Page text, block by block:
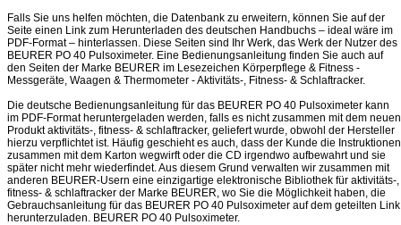
Falls Sie uns helfen möchten, die Datenbank zu erweitern, können Sie auf der
Seite einen Link zum Herunterladen des deutschen Handbuchs – ideal wäre im
PDF-Format – hinterlassen. Diese Seiten sind Ihr Werk, das Werk der Nutzer des
BEURER PO 40 Pulsoximeter. Eine Bedienungsanleitung finden Sie auch auf
den Seiten der Marke BEURER im Lesezeichen Körperpflege & Fitness -
Messgeräte, Waagen & Thermometer - Aktivitäts-, Fitness- & Schlaftracker.
Die deutsche Bedienungsanleitung für das BEURER PO 40 Pulsoximeter kann
im PDF-Format heruntergeladen werden, falls es nicht zusammen mit dem neuen
Produkt aktivitäts-, fitness- & schlaftracker, geliefert wurde, obwohl der Hersteller
hierzu verpflichtet ist. Häufig geschieht es auch, dass der Kunde die Instruktionen
zusammen mit dem Karton wegwirft oder die CD irgendwo aufbewahrt und sie
später nicht mehr wiederfindet. Aus diesem Grund verwalten wir zusammen mit
anderen BEURER-Usern eine einzigartige elektronische Bibliothek für aktivitäts-,
fitness- & schlaftracker der Marke BEURER, wo Sie die Möglichkeit haben, die
Gebrauchsanleitung für das BEURER PO 40 Pulsoximeter auf dem geteilten Link
herunterzuladen. BEURER PO 40 Pulsoximeter.